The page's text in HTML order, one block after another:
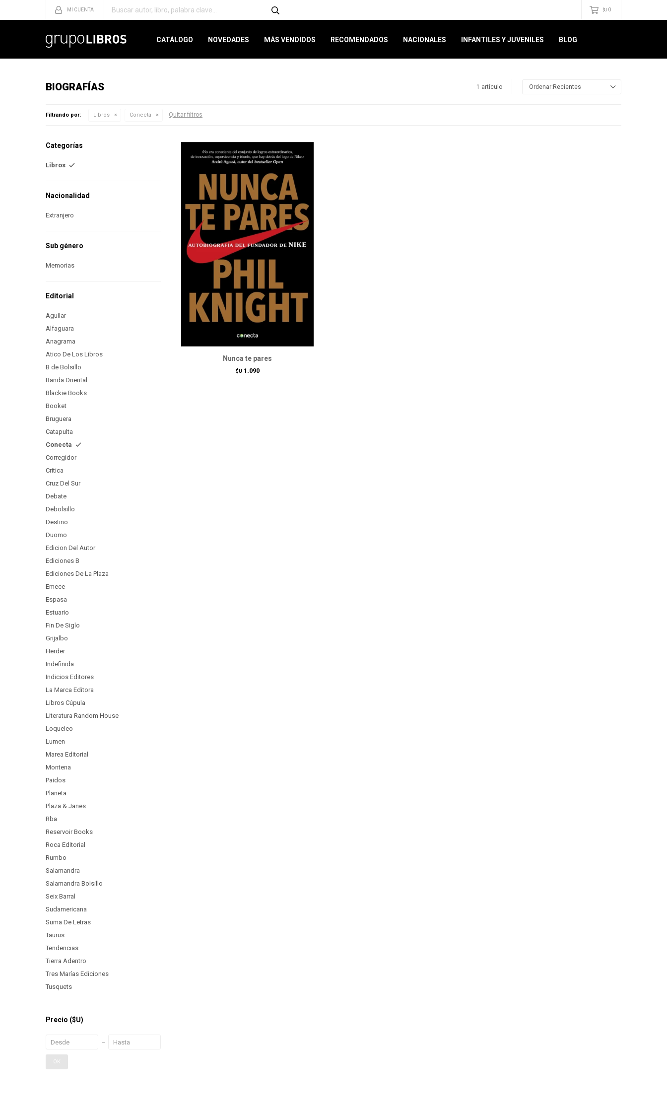
CATÁLOGO NOVEDADES MÁS VENDIDOS RECOMENDADOS NACIONALES INFANTILES Y JUVENILES BLOG
$U 0
BIOGRAFÍAS 1 artículo Recientes
Filtrando por: Libros Conecta Quitar filtros
Nunca te pares
$U 1.090
Categorías
Libros
Nacionalidad
Extranjero
Sub género
Memorias
Editorial
Aguilar
Alfaguara
Anagrama
Atico De Los Libros
B de Bolsillo
Banda Oriental
Blackie Books
Booket
Bruguera
Catapulta
Conecta
Corregidor
Critica
Cruz Del Sur
Debate
Debolsillo
Destino
Duomo
Edicion Del Autor
Ediciones B
Ediciones De La Plaza
Emece
Espasa
Estuario
Fin De Siglo
Grijalbo
Herder
Indefinida
Indicios Editores
La Marca Editora
Libros Cúpula
Literatura Random House
Loqueleo
Lumen
Marea Editorial
Montena
Paidos
Planeta
Plaza & Janes
Rba
Reservoir Books
Roca Editorial
Rumbo
Salamandra
Salamandra Bolsillo
Seix Barral
Sudamericana
Suma De Letras
Taurus
Tendencias
Tierra Adentro
Tres Marías Ediciones
Tusquets
Precio ($U)
OK